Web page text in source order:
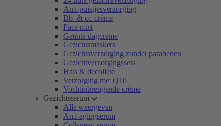
Anti-puistjesverzorging
Bb- & cc-crème
Face mist
Getinte dagcrème
Gezichtsmaskers
Gezichtsverzorging zonder parabenen
Gezichtverzorgingssets
Hals & decolleté
Verzorging met Q10
Vochtinbrengende crème
Gezichtsserum
Alle weergeven
Anti-agingserum